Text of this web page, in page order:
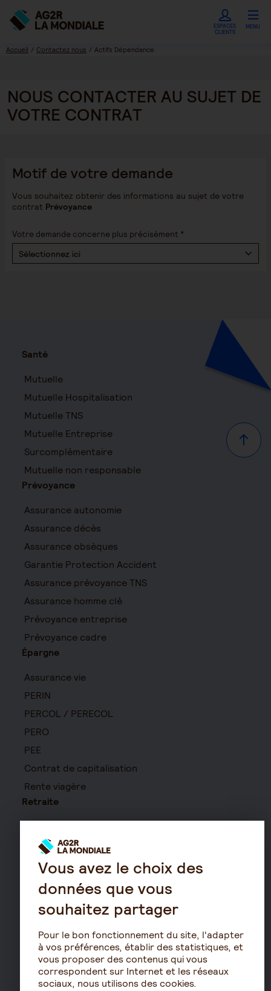
ESPACES
CLIENTS
MENU
Accueil Contactez nous Actifs Dépendance
NOUS CONTACTER AU SUJET DE
VOTRE CONTRAT
Motif de votre demande
Vous souhaitez obtenir des informations au sujet de votre
contrat Prévoyance
Votre demande concerne plus précisément *
Sélectionnez ici
Haut
Santé
Mutuelle
Mutuelle Hospitalisation
Mutuelle TNS
Mutuelle Entreprise
Surcomplémentaire
Mutuelle non responsable
Prévoyance
Assurance autonomie
Assurance décès
Assurance obsèques
Garantie Protection Accident
Assurance prévoyance TNS
Assurance homme clé
Prévoyance entreprise
Prévoyance cadre
Épargne
Assurance vie
PERIN
PERCOL / PERECOL
PERO
PEE
Contrat de capitalisation
Rente viagère
Retraite
pour seniors
Le fonctionnement de
la retraite
Les démarches de départ
à la retraite
Le calcul de la retraite
Les déclarations sociales
pour les entreprises
Assurances de biens
Vous avez le choix des
données que vous
souhaitez partager
Pour le bon fonctionnement du site, l'adapter
à vos préférences, établir des statistiques, et
vous proposer des contenus qui vous
correspondent sur Internet et les réseaux
sociaux, nous utilisons des cookies.